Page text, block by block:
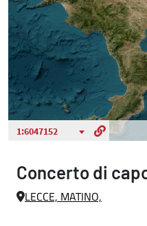
Concerto di
LECCE, MATINO,